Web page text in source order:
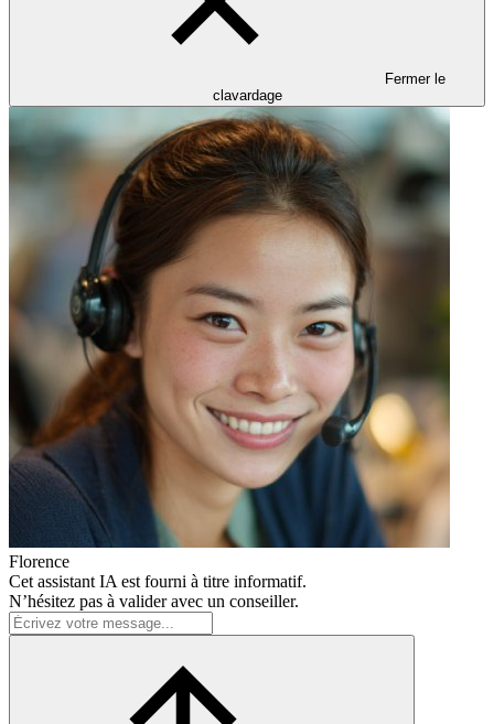
Fermer le
clavardage
Florence
Cet assistant IA est fourni à titre informatif.
N’hésitez pas à valider avec un conseiller.